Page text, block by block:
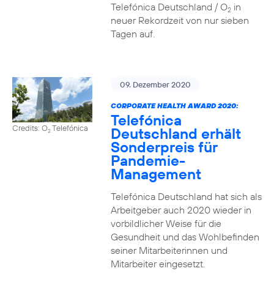
Telefónica Deutschland / O2in
neuer Rekordzeit von nur sieben
Tagen auf.
Credits: O2Telefónica
09. Dezember 2020
CORPORATE HEALTH AWARD 2020:
Telefónica
Deutschland erhält
Sonderpreis für
Pandemie-
Management
Telefónica Deutschland hat sich als
Arbeitgeber auch 2020 wieder in
vorbildlicher Weise für die
Gesundheit und das Wohlbefinden
seiner Mitarbeiterinnen und
Mitarbeiter eingesetzt.